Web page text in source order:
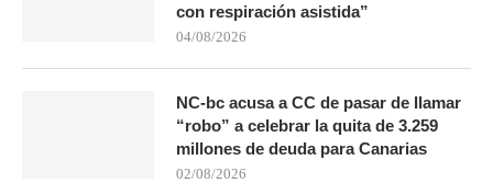
con respiración asistida”
04/08/2026
NC-bc acusa a CC de pasar de llamar
“robo” a celebrar la quita de 3.259
millones de deuda para Canarias
02/08/2026